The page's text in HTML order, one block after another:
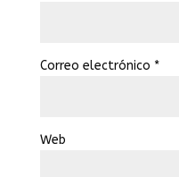
Correo electrónico *
Web